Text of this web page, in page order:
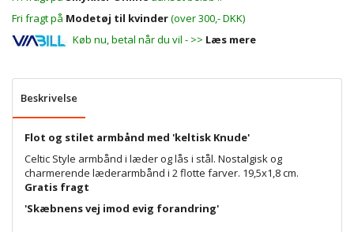
Fri fragt på Modetøj til kvinder(over 300,- DKK)
Køb nu, betal når du vil - >> Læs mere
Beskrivelse
Flot og stilet armbånd med 'keltisk Knude'
Celtic Style armbånd i læder og lås i stål. Nostalgisk og
charmerende læderarmbånd i 2 flotte farver. 19,5x1,8 cm.
Gratis fragt
'Skæbnens vej imod evig forandring'